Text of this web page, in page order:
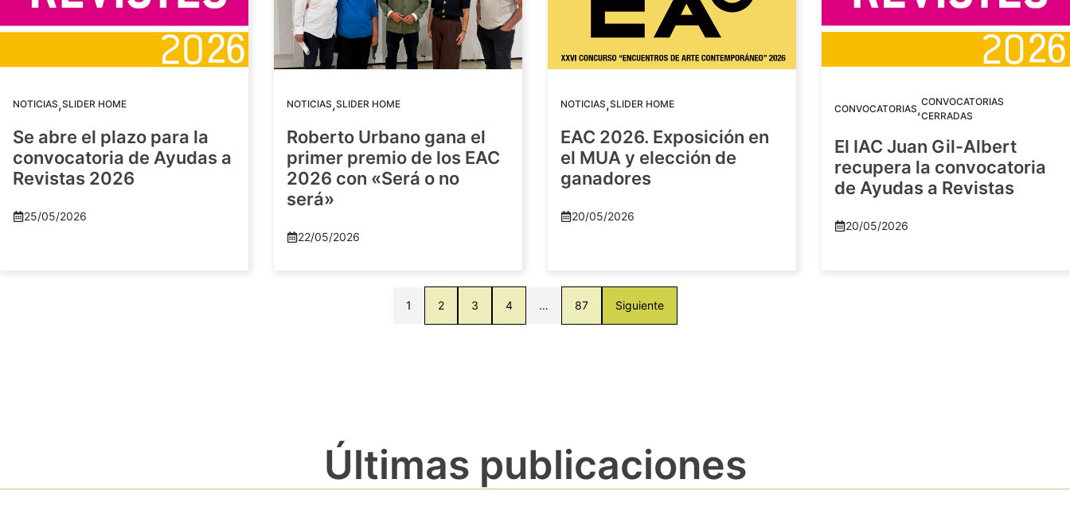
NOTICIAS,SLIDER HOME
Se abre el plazo para la
convocatoria de Ayudas a
Revistas 2026
25/05/2026
NOTICIAS,SLIDER HOME
Roberto Urbano gana el
primer premio de los EAC
2026 con «Será o no
será»
22/05/2026
NOTICIAS,SLIDER HOME
EAC 2026. Exposición en
el MUA y elección de
ganadores
20/05/2026
CONVOCATORIAS,CONVOCATORIAS
CERRADAS
El IAC Juan Gil-Albert
recupera la convocatoria
de Ayudas a Revistas
20/05/2026
1 2 3 4 … 87 Siguiente
Últimas publicaciones